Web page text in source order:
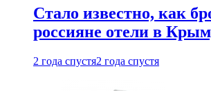
Стало известно, как
россияне отели в
2 года спустя2 года спустя